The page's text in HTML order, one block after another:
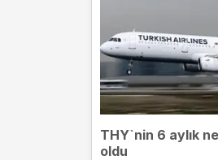
THY`nin 6 aylık
oldu